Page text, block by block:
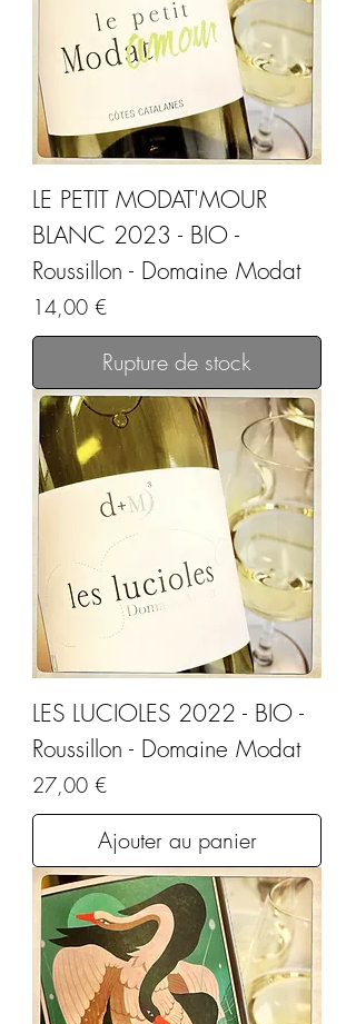
LE PETIT MODAT'MOUR
BLANC 2023 - BIO -
Roussillon - Domaine Modat
Prix
14,00 €
Rupture de stock
LES LUCIOLES 2022 - BIO -
Roussillon - Domaine Modat
Prix
27,00 €
Ajouter au panier